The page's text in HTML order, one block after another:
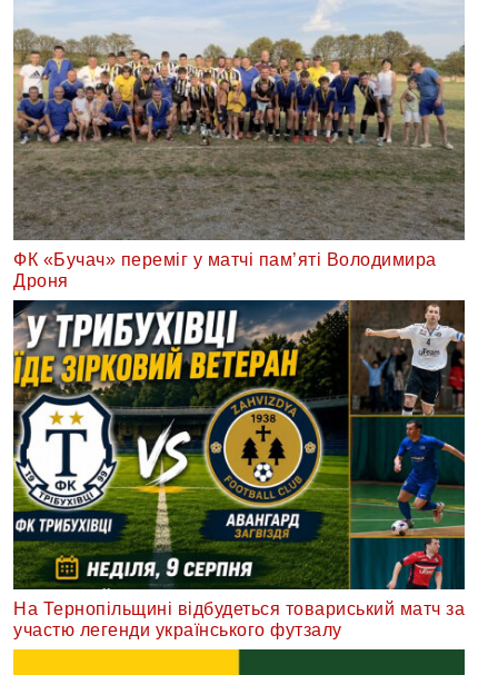
ФК «Бучач» переміг у матчі пам’яті Володимира
Дроня
На Тернопільщині відбудеться товариський матч за
участю легенди українського футзалу